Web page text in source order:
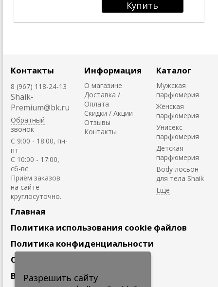
Контакты
8 (967) 118-24-13
Shaik-
Premium@bk.ru
Обратный
звонок
C 9:00 - 18:00, пн-
пт
С 10:00 - 17:00,
сб-вс
Приём заказов
на сайте -
круглосуточно.
Информация
О магазине
Доставка /
Оплата
Скидки / Акции
Отзывы
Контакты
Каталог
Мужская
парфюмерия
Женская
парфюмерия
Унисекс
парфюмерия
Детская
парфюмерия
Body лосьон
для тела Shaik
Главная
Политика использования cookie файлов
Политика конфиденциальности
Сотрудничество
Вакансии
Разрешить сайту